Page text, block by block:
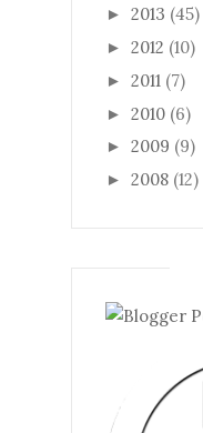
► 2013 (45)
► 2012 (10)
► 2011 (7)
► 2010 (6)
► 2009 (9)
► 2008 (12)